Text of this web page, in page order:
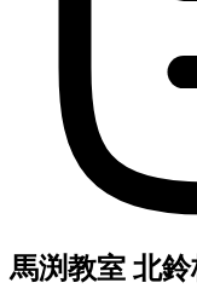
馬渕教室 北